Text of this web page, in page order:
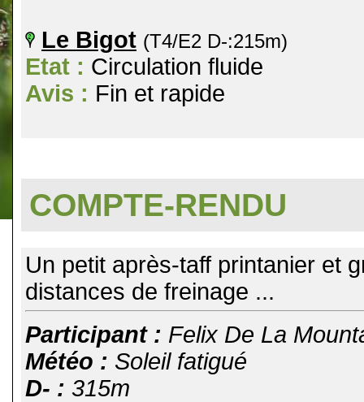
Le Bigot (T4/E2 D-:215m)
Etat : Circulation fluide
Avis : Fin et rapide
COMPTE-RENDU
Un petit après-taff printanier et
distances de freinage ...
Participant : Felix De La
Météo : Soleil fatigué
D- : 315m